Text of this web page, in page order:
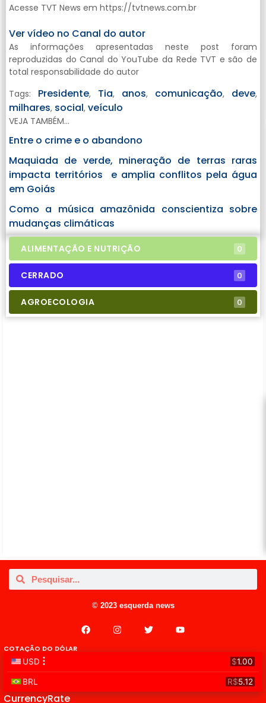
Acesse TVT News em https://tvtnews.com.br
Ver vídeo no Canal do autor
As informações apresentadas neste post foram
reproduzidas do Canal do YouTube da Rede TVT e são de
total responsabilidade do autor
Tags: Presidente, Tia, anos, comunicação, deve,
milhares, social, veículo
VEJA TAMBÉM...
Entre o crime e o abandono
Maquiada de verde, mineração de terras raras
impacta territórios e amplia conflitos pela água
em Goiás
Como a música amazônida conscientiza sobre
mudanças climáticas
ALIMENTAÇÃO E NUTRIÇÃO 0
CERRADO 0
AGROECOLOGIA 0
© 2023 esquerda news
COTAÇÃO DO DÓLAR
CurrencyRate